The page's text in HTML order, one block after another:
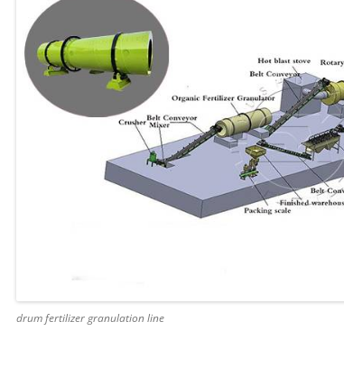
drum fertilizer granulation line